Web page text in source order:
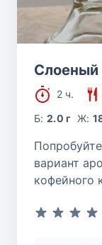
Слоеный
2 ч.
Б:2.0 г Ж:
вариант
кофейного